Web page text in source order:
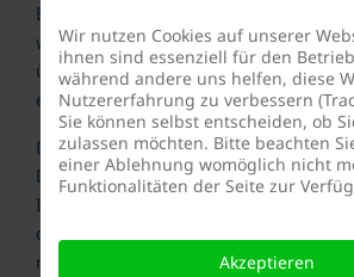
Erdteilen kaum findet. Nun geht es
wahrzunehmen und kraftvoll zu
über diverse Kleinigkeiten zu
einem maßgeblichen Credo der
DFK-Vorsitzender Markus Walzl sieht
Deutschen Freundeskreises erfüllt, die
Innsbruck, die Medizinische
das MCI | Die Unternehmerische
renommierten Persönlichkeiten,
Wir nutzen Cookies auf unserer
ihnen sind essenziell für den
während andere uns helfen, diese
Nutzererfahrung zu verbessern
Sie können selbst entscheiden, ob
zulassen möchten. Bitte beachten
einer Ablehnung womöglich nicht
Funktionalitäten der Seite zur
Akzeptieren